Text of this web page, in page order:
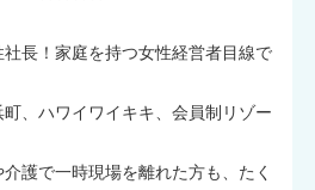
社長！家庭を持つ女性経営者目線で
町、ハワイワイキキ、会員制リゾー
護で一時現場を離れた方も、たく